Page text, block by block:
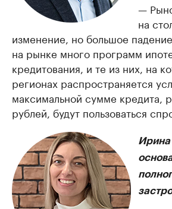
—
на
изменение, но большое
на рынке много программ
кредитования, и те из них, на
регионах распространяется
максимальной сумме кредита,
рублей, будут пользоваться
Ирина